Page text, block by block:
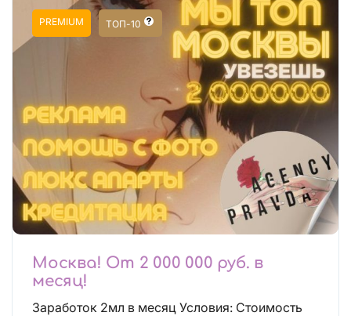
PREMIUM ТОП-10
Москва! От 2 000 000 руб. в
месяц!
Заработок 2мл в месяц Условия: Стоимость